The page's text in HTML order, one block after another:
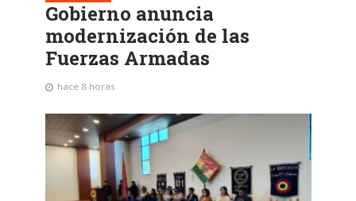
Gobierno anuncia
modernización de las
Fuerzas Armadas
hace 8 horas